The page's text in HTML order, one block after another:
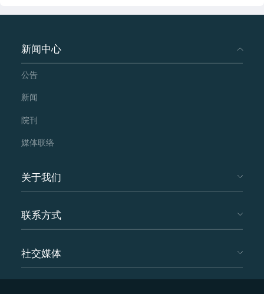
新闻中心
公告
新闻
院刊
媒体联络
关于我们
联系方式
社交媒体